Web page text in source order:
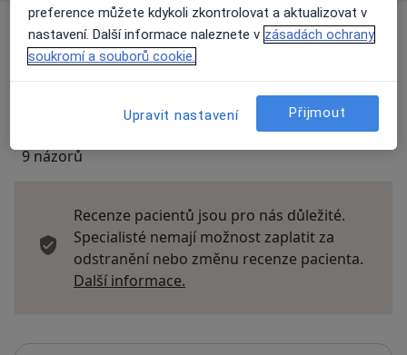
Názory
9 názorů
Recenze pacientů jsou pro nás důležité.
Specialisté nemají možnost zaplatit za
odstranění nebo změnu recenze pacienta.
Další informace.
preference můžete kdykoli zkontrolovat a aktualizovat v
nastavení. Další informace naleznete v zásadách ochrany
soukromí a souborů cookie.
Upravit nastavení Přijmout